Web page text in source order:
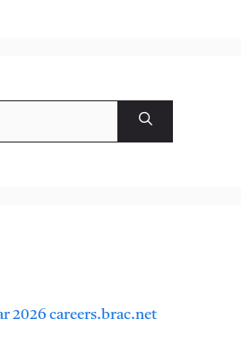
2026 careers.brac.net